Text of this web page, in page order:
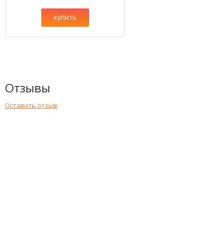
купить
Отзывы
Оставить отзыв